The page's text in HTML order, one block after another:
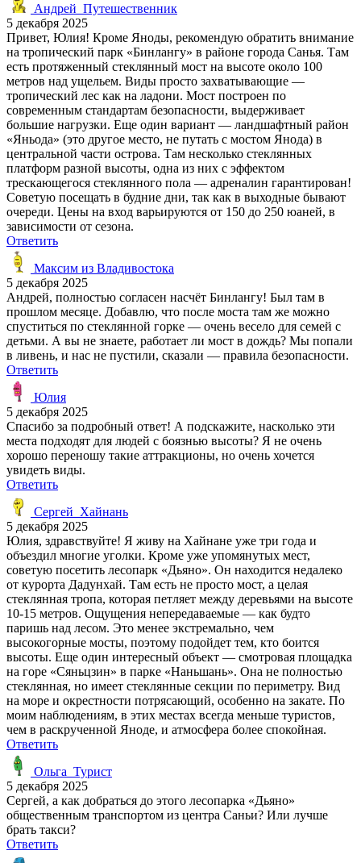
Андрей_Путешественник
5 декабря 2025
Привет, Юлия! Кроме Яноды, рекомендую обратить внимание
на тропический парк «Бинлангу» в районе города Санья. Там
есть протяженный стеклянный мост на высоте около 100
метров над ущельем. Виды просто захватывающие —
тропический лес как на ладони. Мост построен по
современным стандартам безопасности, выдерживает
большие нагрузки. Еще один вариант — ландшафтный район
«Яньода» (это другое место, не путать с мостом Янода) в
центральной части острова. Там несколько стеклянных
платформ разной высоты, одна из них с эффектом
трескающегося стеклянного пола — адреналин гарантирован!
Советую посещать в будние дни, так как в выходные бывают
очереди. Цены на вход варьируются от 150 до 250 юаней, в
зависимости от сезона.
Ответить
Максим из Владивостока
5 декабря 2025
Андрей, полностью согласен насчёт Бинлангу! Был там в
прошлом месяце. Добавлю, что после моста там же можно
спуститься по стеклянной горке — очень весело для семей с
детьми. А вы не знаете, работает ли мост в дождь? Мы попали
в ливень, и нас не пустили, сказали — правила безопасности.
Ответить
Юлия
5 декабря 2025
Спасибо за подробный ответ! А подскажите, насколько эти
места подходят для людей с боязнью высоты? Я не очень
хорошо переношу такие аттракционы, но очень хочется
увидеть виды.
Ответить
Сергей_Хайнань
5 декабря 2025
Юлия, здравствуйте! Я живу на Хайнане уже три года и
объездил многие уголки. Кроме уже упомянутых мест,
советую посетить лесопарк «Дьяно». Он находится недалеко
от курорта Дадунхай. Там есть не просто мост, а целая
стеклянная тропа, которая петляет между деревьями на высоте
10-15 метров. Ощущения непередаваемые — как будто
паришь над лесом. Это менее экстремально, чем
высокогорные мосты, поэтому подойдет тем, кто боится
высоты. Еще один интересный объект — смотровая площадка
на горе «Сяньцзин» в парке «Наньшань». Она не полностью
стеклянная, но имеет стеклянные секции по периметру. Вид
на море и окрестности потрясающий, особенно на закате. По
моим наблюдениям, в этих местах всегда меньше туристов,
чем в раскрученной Яноде, и атмосфера более спокойная.
Ответить
Ольга_Турист
5 декабря 2025
Сергей, а как добраться до этого лесопарка «Дьяно»
общественным транспортом из центра Саньи? Или лучше
брать такси?
Ответить